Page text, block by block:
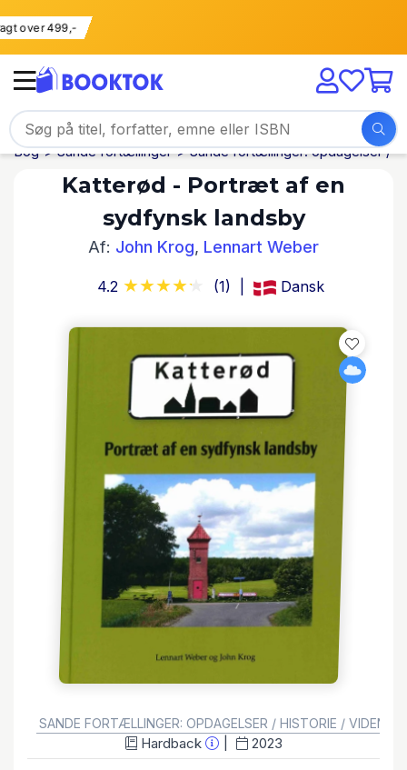
over 499,-
Bog Sande fortællinger Sande fortællinger: opdagelser /
Katterød - Portræt af en
sydfynsk landsby
Af: John Krog, Lennart Weber
4.2 (1) Dansk
SANDE FORTÆLLINGER: OPDAGELSER / HISTORIE /
Hardback 2023